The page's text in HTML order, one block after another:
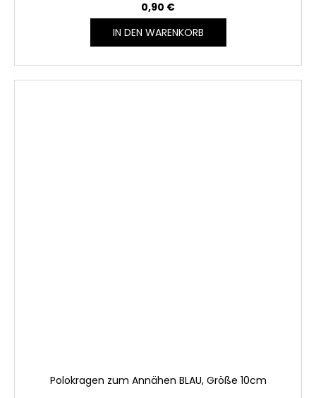
0,90 €
IN DEN WARENKORB
Polokragen zum Annähen BLAU, Größe 10cm